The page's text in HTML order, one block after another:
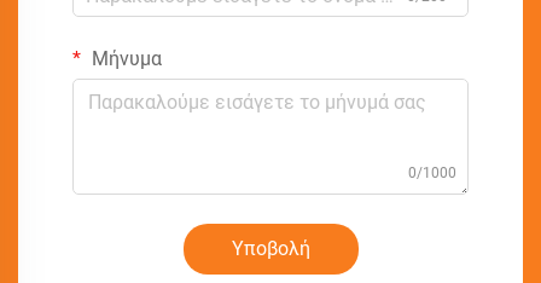
Μήνυμα
0/1000
Υποβολή